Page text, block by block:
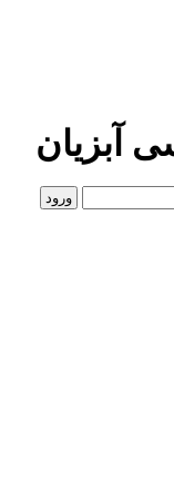
آبزیان